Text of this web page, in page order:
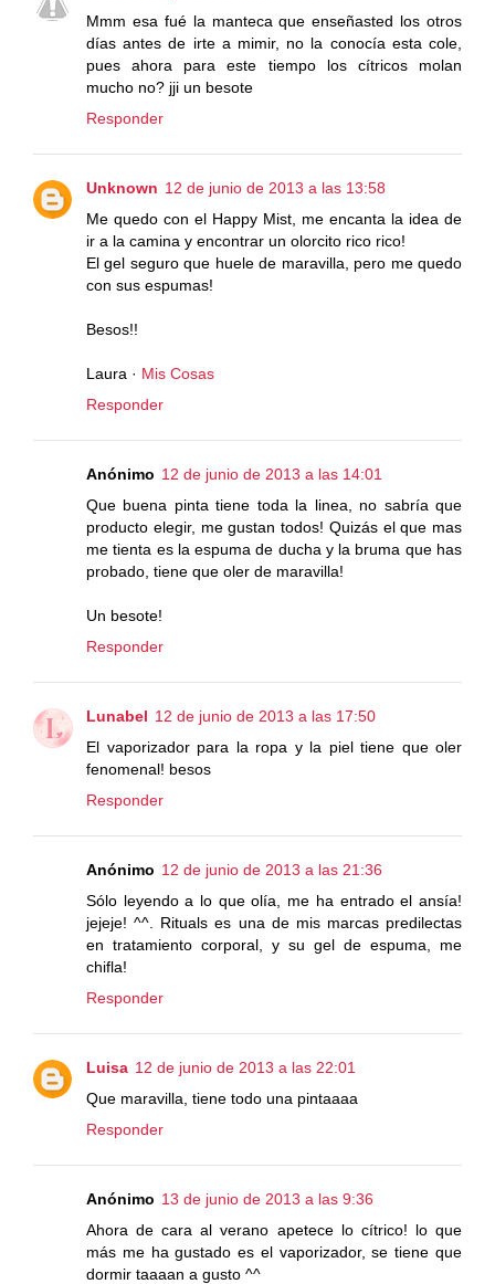
Mmm esa fué la manteca que enseñasted los otros
días antes de irte a mimir, no la conocía esta cole,
pues ahora para este tiempo los cítricos molan
mucho no? jji un besote
Responder
Unknown 12 de junio de 2013 a las 13:58
Me quedo con el Happy Mist, me encanta la idea de
ir a la camina y encontrar un olorcito rico rico!
El gel seguro que huele de maravilla, pero me quedo
con sus espumas!
Besos!!
Laura · Mis Cosas
Responder
Anónimo 12 de junio de 2013 a las 14:01
Que buena pinta tiene toda la linea, no sabría que
producto elegir, me gustan todos! Quizás el que mas
me tienta es la espuma de ducha y la bruma que has
probado, tiene que oler de maravilla!
Un besote!
Responder
Lunabel 12 de junio de 2013 a las 17:50
El vaporizador para la ropa y la piel tiene que oler
fenomenal! besos
Responder
Anónimo 12 de junio de 2013 a las 21:36
Sólo leyendo a lo que olía, me ha entrado el ansía!
jejeje! ^^. Rituals es una de mis marcas predilectas
en tratamiento corporal, y su gel de espuma, me
chifla!
Responder
Luisa 12 de junio de 2013 a las 22:01
Que maravilla, tiene todo una pintaaaa
Responder
Anónimo 13 de junio de 2013 a las 9:36
Ahora de cara al verano apetece lo cítrico! lo que
más me ha gustado es el vaporizador, se tiene que
dormir taaaan a gusto ^^